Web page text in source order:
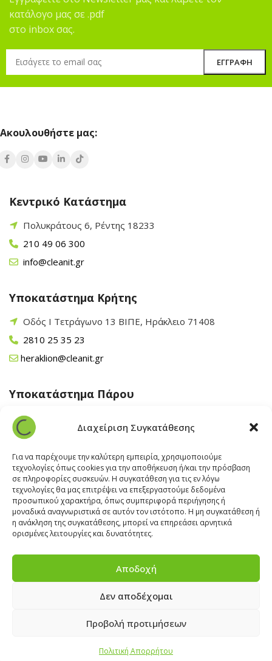
Διαχείριση Συγκατάθεσης
Για να παρέχουμε την καλύτερη εμπειρία, χρησιμοποιούμε
τεχνολογίες όπως cookies για την αποθήκευση ή/και την πρόσβαση
σε πληροφορίες συσκευών. Η συγκατάθεση για τις εν λόγω
τεχνολογίες θα μας επιτρέψει να επεξεργαστούμε δεδομένα
προσωπικού χαρακτήρα, όπως συμπεριφορά περιήγησης ή
μοναδικά αναγνωριστικά σε αυτόν τον ιστότοπο. Η μη συγκατάθεση ή
η ανάκληση της συγκατάθεσης, μπορεί να επηρεάσει αρνητικά
ορισμένες λειτουργίες και δυνατότητες.
Αποδοχή
Δεν αποδέχομαι
Προβολή προτιμήσεων
Πολιτική Απορρήτου
κατάλογο μας σε .pdf
στο inbox σας.
Ακουλουθήστε μας:
Κεντρικό Κατάστημα
Πολυκράτους 6, Ρέντης 18233
210 49 06 300
info@cleanit.gr
Υποκατάστημα Κρήτης
Οδός Ι Τετράγωνο 13 ΒΙΠΕ, Ηράκλειο 71408
2810 25 35 23
heraklion@cleanit.gr
Υποκατάστημα Πάρου
Άγιος Βλάσης Αρχίλοχος, Πάρος 84400
22840 43 163
paros@cleanit.gr
Υποκατάστημα Σαντορίνης
Έξω Γωνία, Σαντορίνη847 00
22860 22322
CORNER|ΕΠΙΚΟΙΝΩΝΙΑ